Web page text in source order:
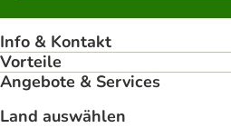
Info & Kontakt
Vorteile
Angebote & Services
Land auswählen